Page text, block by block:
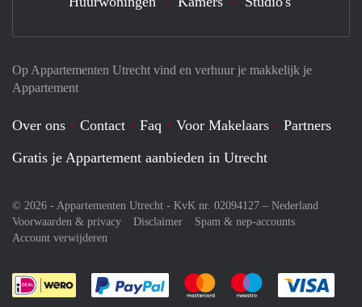
Op Appartementen Utrecht vind en verhuur je makkelijk je
Appartement
Over ons Contact Faq Voor Makelaars
Partners
Gratis je Appartement aanbieden in Utrecht
© 2026 - Appartementen Utrecht - KvK nr. 02094127 – Nederland
Voorwaarden & privacy
Disclaimer
Spam & nep-accounts
Account verwijderen
Je rekent gemakkelijk af met Paypal
Je rekent gemakkelijk af met
Je rekent